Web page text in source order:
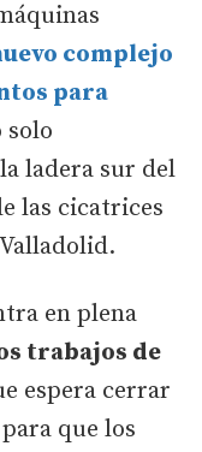
complejo
para
solo
ladera sur del
las cicatrices
en plena
trabajos de
espera cerrar
para que los